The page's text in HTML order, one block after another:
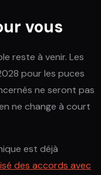
vous
reste à venir. Les
pour les puces
ne seront pas
ne change à court
est déjà
des accords avec